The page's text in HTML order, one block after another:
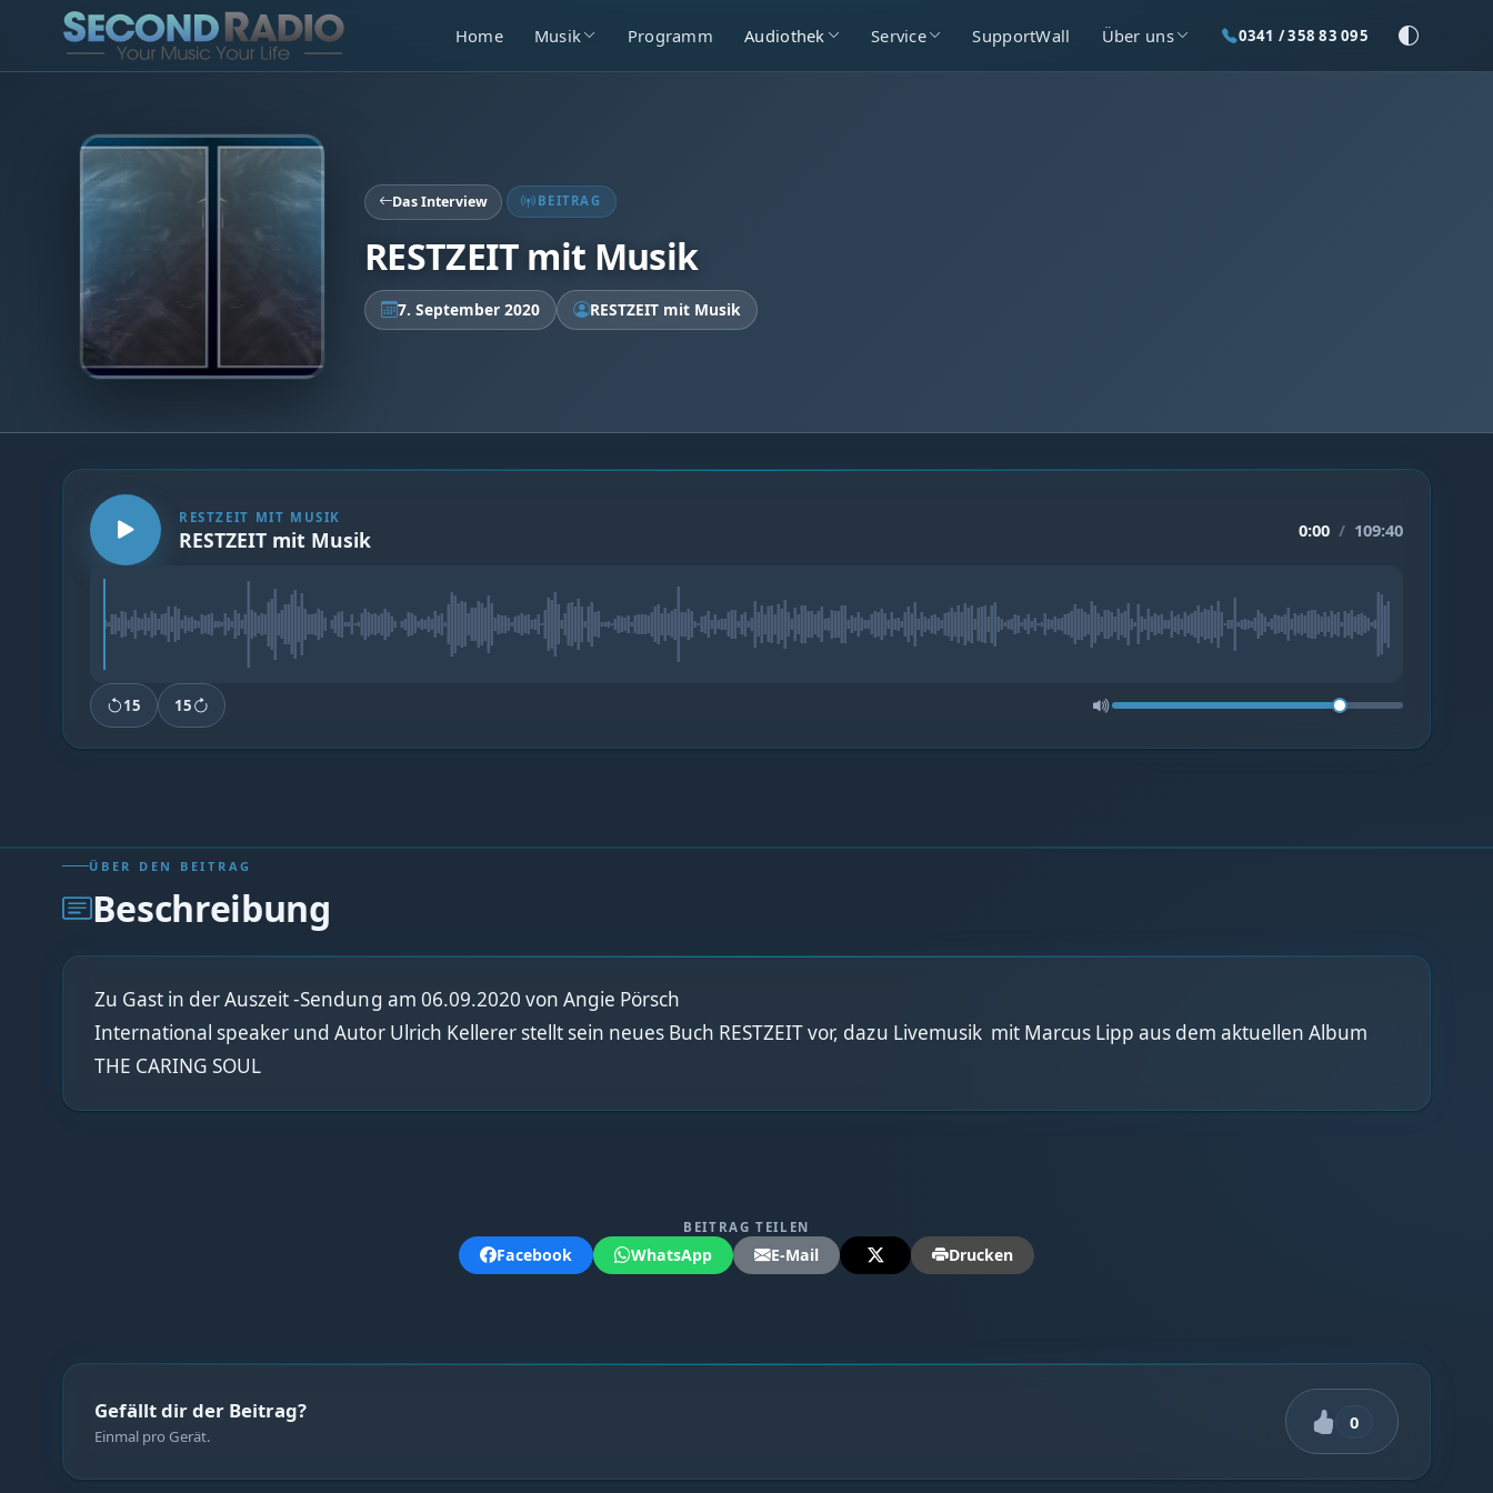
Home Musik Programm Audiothek Service SupportWall Über uns 0341 / 358 83 095
Das Interview BEITRAG
RESTZEIT mit Musik
7. September 2020 RESTZEIT mit Musik
RESTZEIT MIT MUSIK
RESTZEIT mit Musik 0:00 / 109:40
15 15
ÜBER DEN BEITRAG
Beschreibung
Zu Gast in der Auszeit -Sendung am 06.09.2020 von Angie Pörsch
International speaker und Autor Ulrich Kellerer stellt sein neues Buch RESTZEIT vor, dazu Livemusik mit Marcus Lipp aus dem aktuellen Album
THE CARING SOUL
BEITRAG TEILEN
Facebook WhatsApp E-Mail Drucken
Gefällt dir der Beitrag?
Einmal pro Gerät.
0